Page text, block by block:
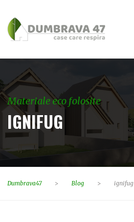
Materiale eco folosite
IGNIFUG
Dumbrava47 > Blog > ignifug